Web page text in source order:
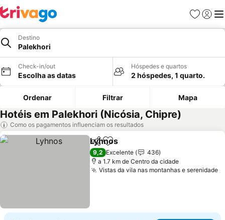
Favoritos
Iniciar
Destino
Palekhori
Check-in/out
Escolha as datas
Hóspedes e quartos
2 hóspedes, 1 quarto.
Ordenar Filtrar Mapa
Hotéis em Palekhori (Nicósia, Chipre)
Como os pagamentos influenciam os resultados
PartilharAdicionar aos favoritos
Lyhnos
9,2 Excelente
436
a 1.7 km de Centro da cidade
Vistas da vila nas montanhas e serenidade